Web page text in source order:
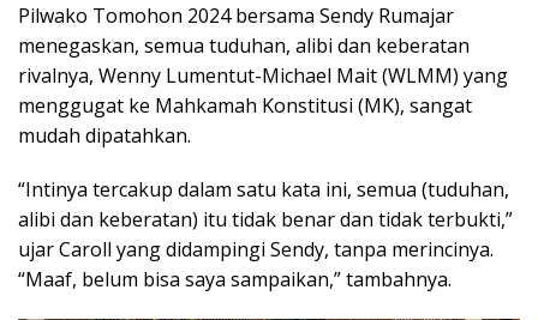
Pilwako Tomohon 2024 bersama Sendy Rumajar
menegaskan, semua tuduhan, alibi dan keberatan
rivalnya, Wenny Lumentut-Michael Mait (WLMM) yang
menggugat ke Mahkamah Konstitusi (MK), sangat
mudah dipatahkan.
“Intinya tercakup dalam satu kata ini, semua (tuduhan,
alibi dan keberatan) itu tidak benar dan tidak terbukti,”
ujar Caroll yang didampingi Sendy, tanpa merincinya.
“Maaf, belum bisa saya sampaikan,” tambahnya.